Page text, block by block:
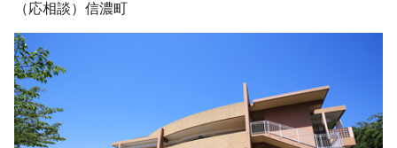
（応相談）信濃町